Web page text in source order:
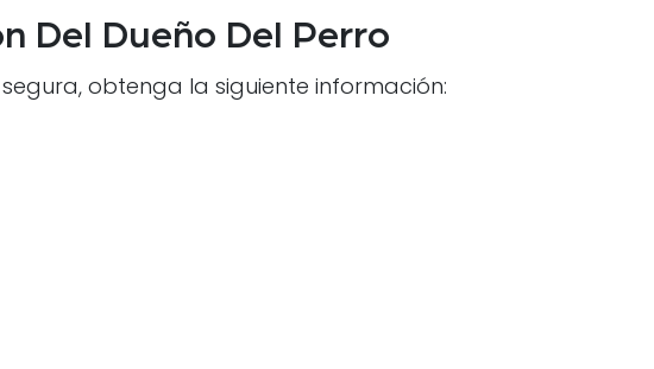
Del Dueño Del Perro
obtenga la siguiente información: